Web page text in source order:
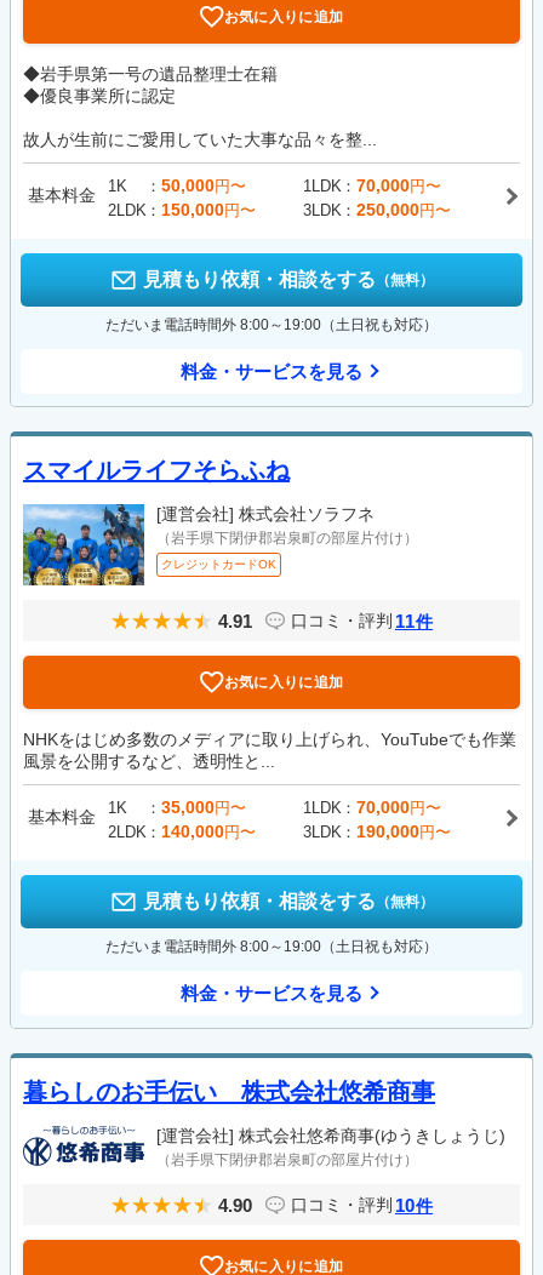
お気に入りに追加
◆岩手県第一号の遺品整理士在籍
◆優良事業所に認定
故人が生前にご愛用していた大事な品々を整...
基本料金 1K 50,000円〜 1LDK 70,000円〜
2LDK
150,000円〜 3LDK 250,000円〜
見積もり依頼・相談をする （無料）
ただいま電話時間外 8:00～19:00（土日祝も対応）
料金・サービスを見る
スマイルライフそらふね
[運営会社] 株式会社ソラフネ
（岩手県下閉伊郡岩泉町の部屋片付け）
クレジットカードOK
4.91 口コミ・評判 11件
お気に入りに追加
NHKをはじめ多数のメディアに取り上げられ、YouTubeでも作業
風景を公開するなど、透明性と...
基本料金 1K 35,000円〜 1LDK 70,000円〜
2LDK
140,000円〜 3LDK 190,000円〜
見積もり依頼・相談をする （無料）
ただいま電話時間外 8:00～19:00（土日祝も対応）
料金・サービスを見る
暮らしのお手伝い 株式会社悠希商事
[運営会社] 株式会社悠希商事(ゆうきしょうじ)
（岩手県下閉伊郡岩泉町の部屋片付け）
4.90 口コミ・評判 10件
お気に入りに追加